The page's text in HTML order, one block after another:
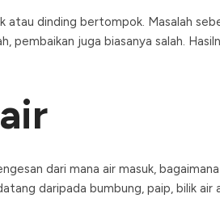
atau dinding bertompok. Masalah
pembaikan juga biasanya salah.
dari mana air masuk,
daripada bumbung, paip, bilik air